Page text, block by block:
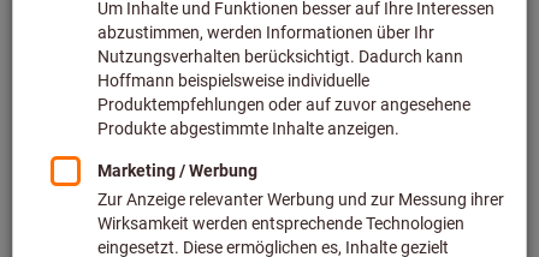
Handschuhgröße:
10 11
Größentabelle
Mindestbestellmenge: 12 Paar
Bestellschritt: 12 Paar